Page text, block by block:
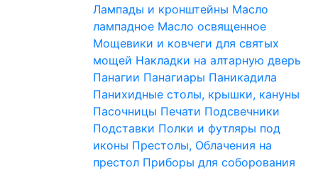
Лампады и кронштейны Масло
лампадное Масло освященное
Мощевики и ковчеги для святых
мощей Накладки на алтарную дверь
Панагии Панагиары Паникадила
Панихидные столы, крышки, кануны
Пасочницы Печати Подсвечники
Подставки Полки и футляры под
иконы Престолы, Облачения на
престол Приборы для соборования